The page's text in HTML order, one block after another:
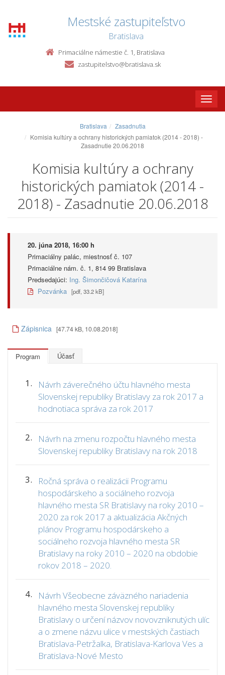
Mestské zastupiteľstvo
Bratislava
Primaciálne námestie č. 1, Bratislava
zastupitelstvo@bratislava.sk
Toggle
Bratislava
Zasadnutia
Komisia kultúry a ochrany historických pamiatok (2014 - 2018) -
Zasadnutie 20.06.2018
Komisia kultúry a ochrany
historických pamiatok (2014 -
2018) - Zasadnutie 20.06.2018
20. júna 2018, 16:00 h
Primaciálny palác, miestnosť č. 107
Primaciálne nám. č. 1, 814 99 Bratislava
Predsedajúci: Ing. Šimončičová Katarína
Pozvánka [pdf, 33.2 kB]
Zápisnica [47.74 kB, 10.08.2018]
Program Účasť
1.
Návrh záverečného účtu hlavného mesta
Slovenskej republiky Bratislavy za rok 2017 a
hodnotiaca správa za rok 2017
2.
Návrh na zmenu rozpočtu hlavného mesta
Slovenskej republiky Bratislavy na rok 2018
3.
Ročná správa o realizácii Programu
hospodárskeho a sociálneho rozvoja
hlavného mesta SR Bratislavy na roky 2010 –
2020 za rok 2017 a aktualizácia Akčných
plánov Programu hospodárskeho a
sociálneho rozvoja hlavného mesta SR
Bratislavy na roky 2010 – 2020 na obdobie
rokov 2018 – 2020.
4.
Návrh Všeobecne záväzného nariadenia
hlavného mesta Slovenskej republiky
Bratislavy o určení názvov novovzniknutých ulíc
a o zmene názvu ulice v mestských častiach
Bratislava-Petržalka, Bratislava-Karlova Ves a
Bratislava-Nové Mesto